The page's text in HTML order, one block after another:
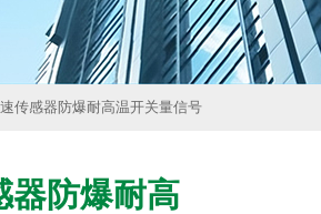
传感器防爆耐高温开关量信号
器防爆耐高